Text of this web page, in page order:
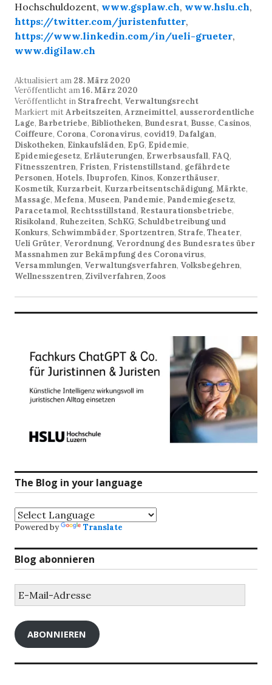
Hochschuldozent, www.gsplaw.ch, www.hslu.ch,
https://twitter.com/juristenfutter,
https://www.linkedin.com/in/ueli-grueter,
www.digilaw.ch
Aktualisiert am 28. März 2020
Veröffentlicht am16. März 2020
Veröffentlicht in Strafrecht, Verwaltungsrecht
Markiert mitArbeitszeiten, Arzneimittel, ausserordentliche
Lage, Barbetriebe, Bibliotheken, Bundesrat, Busse, Casinos,
Coiffeure, Corona, Coronavirus, covid19, Dafalgan,
Diskotheken, Einkaufsläden, EpG, Epidemie,
Epidemiegesetz, Erläuterungen, Erwerbsausfall, FAQ,
Fitnesszentren, Fristen, Fristenstillstand, gefährdete
Personen, Hotels, Ibuprofen, Kinos, Konzerthäuser,
Kosmetik, Kurzarbeit, Kurzarbeitsentschädigung, Märkte,
Massage, Mefena, Museen, Pandemie, Pandemiegesetz,
Paracetamol, Rechtsstillstand, Restaurationsbetriebe,
Risikoland, Ruhezeiten, SchKG, Schuldbetreibung und
Konkurs, Schwimmbäder, Sportzentren, Strafe, Theater,
Ueli Grüter, Verordnung, Verordnung des Bundesrates über
Massnahmen zur Bekämpfung des Coronavirus,
Versammlungen, Verwaltungsverfahren, Volksbegehren,
Wellnesszentren, Zivilverfahren, Zoos
The Blog in your language
Powered by Translate
Blog abonnieren
Mail-
ABONNIEREN